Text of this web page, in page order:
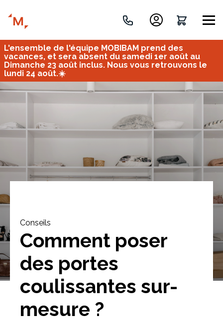
Bibliothèque Meuble tv Dressing
OU
Créez votre projet de A à Z
Imaginez et concevez un meuble 100% unique.
L'ensemble de l'équipe MOBIBAM prend des
vacances, et sera absent du samedi 1er août au
Dimanche 23 août inclus. Nous vous retrouvons le
lundi 24 août.☀️
Conseils
Comment poser
des portes
coulissantes sur-
mesure ?